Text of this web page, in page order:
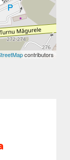
contributors